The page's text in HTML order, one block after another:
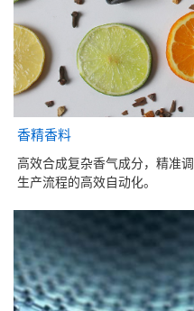
香精香料
高效合成复杂香气成分，精准
生产流程的高效自动化。